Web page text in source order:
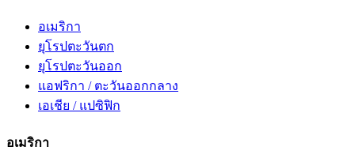
อเมริกา
ยุโรปตะวันตก
ยุโรปตะวันออก
แอฟริกา / ตะวันออกกลาง
เอเชีย / แปซิฟิก
อเมริกา